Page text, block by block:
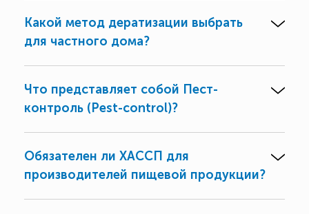
Какой метод дератизации выбрать
для частного дома?
Что представляет собой Пест-
контроль (Pest-control)?
Обязателен ли ХАССП для
производителей пищевой продукции?